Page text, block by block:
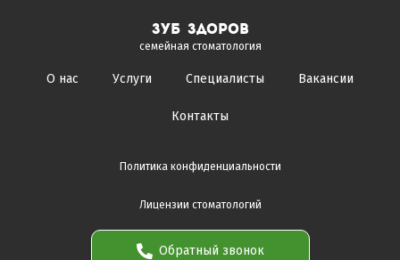
зуб здоров
семейная стоматология
О нас Услуги Специалисты Вакансии
Контакты
Политика конфиденциальности
Лицензии стоматологий
Обратный звонок